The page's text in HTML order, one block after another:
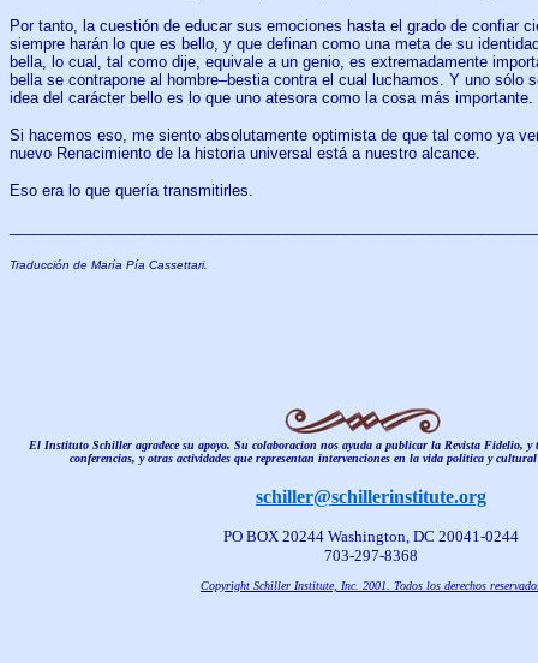
Por tanto, la cuestión de educar sus emociones hasta el grado de confiar
siempre harán lo que es bello, y que definan como una meta de su
bella, lo cual, tal como dije, equivale a un genio, es extremadamente
bella se contrapone al hombre–bestia contra el cual luchamos. Y uno sólo
idea del carácter bello es lo que uno atesora como la cosa más importante.
Si hacemos eso, me siento absolutamente optimista de que tal como ya
nuevo Renacimiento de la historia universal está a nuestro alcance.
Eso era lo que quería transmitirles.
Traducción de María Pía Cassettari.
El Instituto Schiller agradece su apoyo. Su colaboracion nos ayuda a publicar la Revista Fidelio, y
conferencias, y otras actividades que representan intervenciones en la vida politica y
schiller@schillerinstitute.org
PO BOX 20244 Washington, DC 20041-0244
703-297-8368
Copyright Schiller Institute, Inc. 2001. Todos los derechos